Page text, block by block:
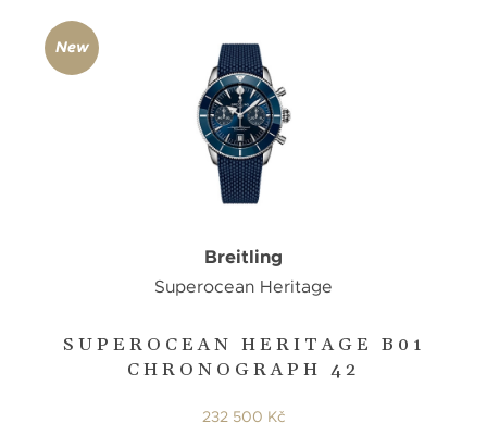
SUPEROCEAN HERITAGE B01
CHRONOGRAPH 42
Breitling
Superocean Heritage
232 500 Kč
New